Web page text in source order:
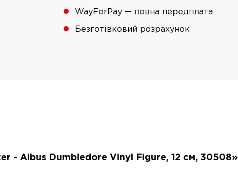
WayForPay — повна передплата
Безготівковий розрахунок
- Albus Dumbledore Vinyl Figure, 12 см, 30508»